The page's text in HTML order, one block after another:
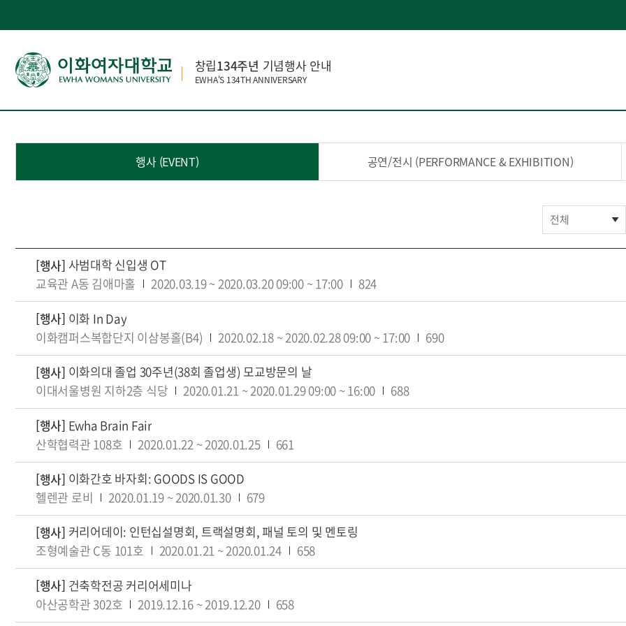
창립134주년 기념행사 안내
EWHA'S 134TH ANNIVERSARY
행사 (EVENT) 공연/전시 (PERFORMANCE & EXHIBITION)
전체
[행사] 사범대학 신입생 OT
교육관 A동 김애마홀
2020.03.19~ 2020.03.2009:00 ~17:00
824
[행사] 이화 In Day
이화캠퍼스복합단지 이삼봉홀(B4)
2020.02.18 ~2020.02.2809:00 ~ 17:00
690
[행사] 이화의대 졸업 30주년(38회 졸업생) 모교방문의 날
이대서울병원 지하2층 식당
2020.01.21 ~2020.01.2909:00 ~16:00
688
[행사] Ewha Brain Fair
산학협력관 108호
2020.01.22 ~2020.01.25
661
[행사] 이화간호 바자회: GOODS IS GOOD
헬렌관 로비
2020.01.19 ~2020.01.30
679
[행사] 커리어데이: 인턴십설명회, 트랙설명회, 패널 토의 및 멘토링
조형예술관 C동 101호
2020.01.21 ~2020.01.24
658
[행사] 건축학전공 커리어세미나
아산공학관 302호
2019.12.16 ~2019.12.20 658